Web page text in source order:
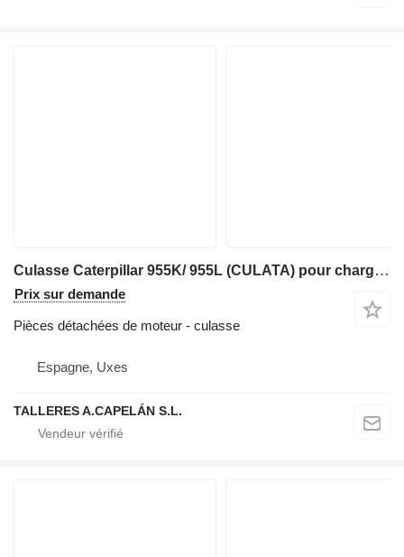
Culasse Caterpillar 955K/ 955L (CULATA) pour chargeuse sur chenilles Caterpillar 955K/ 955L
Prix sur demande
Pièces détachées de moteur - culasse
Espagne, Uxes
TALLERES A.CAPELÁN S.L.